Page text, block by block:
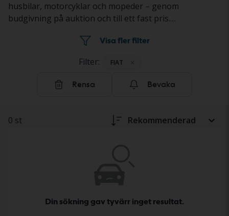
husbilar, motorcyklar och mopeder – genom
budgivning på auktion och till ett fast pris.
plats ute hos säljaren. Fritidsfordonets status beskrivs i
dokumentationsprotokoll. Läs mer om hur du köper
fritidsfordonhär.
Visa fler filter
Filter: FIAT
Rensa Bevaka
0 st Rekommenderad
Din sökning gav tyvärr inget resultat.